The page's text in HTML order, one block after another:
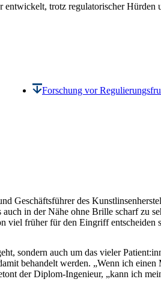
trotz regulatorischer Hürden
Forschung vor
des
in der Nähe ohne Brille scharf zu
viel früher für den Eingriff entscheiden
sondern auch um das vieler
behandelt werden. „Wenn ich
der Diplom-Ingenieur, „kann ich